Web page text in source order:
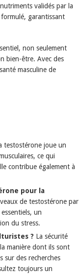
validés par la
formulé, garantissant
non seulement
bien-être. Avec des
masculine de
testostérone joue un
ce qui
contribue également à
pour la
de testostérone par
un
du stress.
? La sécurité
manière dont ils sont
sur des recherches
toujours un